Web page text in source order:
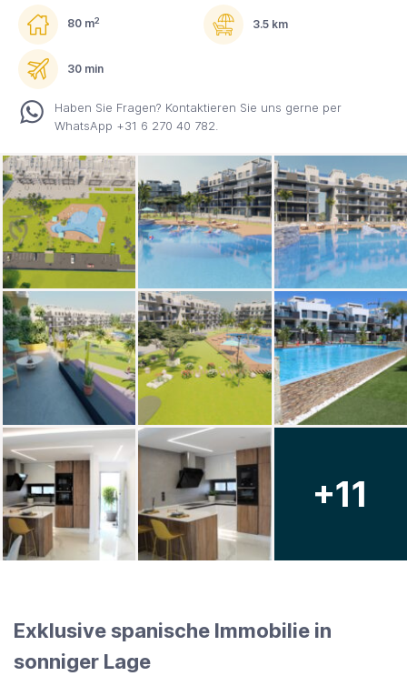
80 m2 3.5 km
30 min
Haben Sie Fragen? Kontaktieren Sie uns gerne per
WhatsApp +31 6 270 40 782.
+11
Exklusive spanische Immobilie in
sonniger Lage